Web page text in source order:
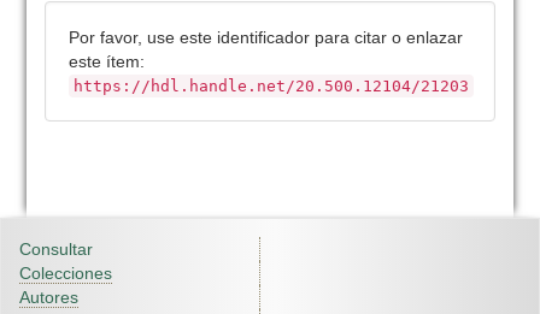
Por favor, use este identificador para citar o enlazar
este ítem:
https://hdl.handle.net/20.500.12104/21203
Consultar
Colecciones
Autores